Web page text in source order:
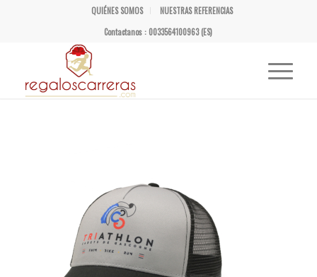
QUIÉNES SOMOS
NUESTRAS REFERENCIAS
Contactanos : 0033564100963 (ES)